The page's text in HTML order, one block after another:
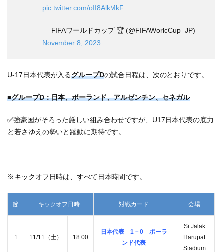
pic.twitter.com/oII8AlkMkF
— FIFAワールドカップ 🏆 (@FIFAWorldCup_JP)
November 8, 2023
U-17日本代表が入るグループDの試合日程は、次のとおりです。
■グループD：日本、ポーランド、アルゼンチン、セネガル
✅強豪国がそろった厳しい組み合わせですが、U17日本代表の底力
と若さゆえの勢いと躍動に期待です。
※キックオフ日時は、すべて日本時間です。
節 キックオフ日時 対戦カード 会場
1 11/11（土） 18:00
日本代表 1－0 ポーラ
ンド代表
Si Jalak
Harupat
Stadium